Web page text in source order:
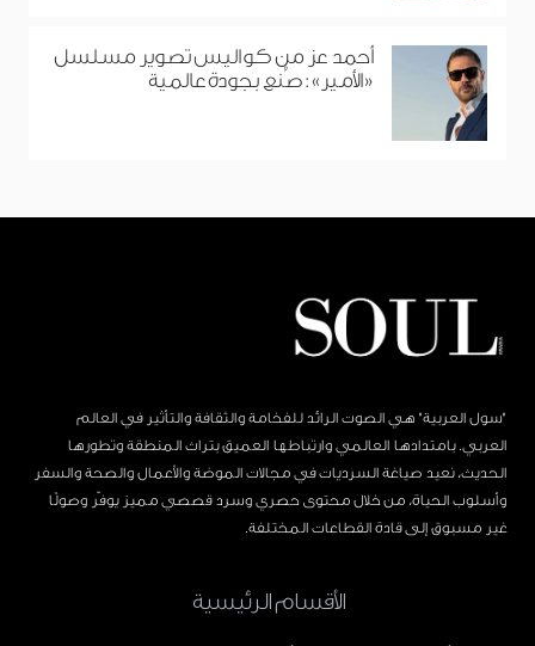
أحمد عز من كواليس تصوير مسلسل
«الأمير»: صُنع بجودة عالمية
"سول العربية" هي الصوت الرائد للفخامة والثقافة والتأثير في العالم
العربي. بامتدادها العالمي وارتباطها العميق بتراث المنطقة وتطورها
الحديث، نعيد صياغة السرديات في مجالات الموضة والأعمال والصحة والسفر
وأسلوب الحياة، من خلال محتوى حصري وسرد قصصي مميز يوفّر وصولًا
غير مسبوق إلى قادة القطاعات المختلفة.
الأقسام الرئيسية